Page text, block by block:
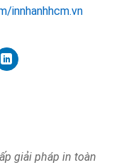
innhanhhcm.vn
giải pháp in toàn